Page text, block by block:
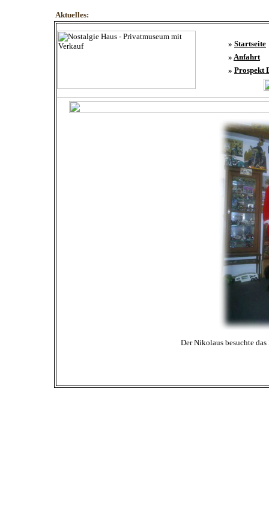
Aktuelles:
» Startseite
» Anfahrt
» Prospekt
Der Nikolaus besuchte